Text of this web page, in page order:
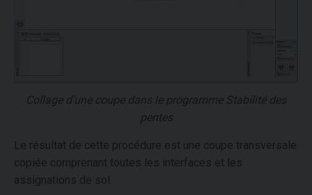
Collage d'une coupe dans le programme Stabilité des
pentes
Le résultat de cette procédure est une coupe transversale
copiée comprenant toutes les interfaces et les
assignations de sol.